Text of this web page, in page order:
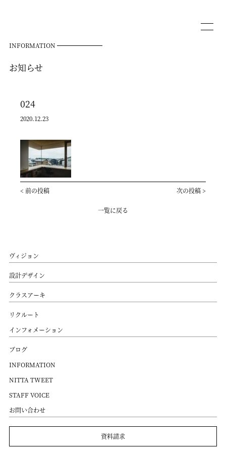
INFORMATION
お知らせ
024
2020.12.23
< 前の投稿 次の投稿 >
一覧に戻る
ヴィジョン
設計デザイン
クラスアーキ
リクルート
インフォメーション
ブログ
INFORMATION
NITTA TWEET
STAFF VOICE
お問い合わせ
資料請求